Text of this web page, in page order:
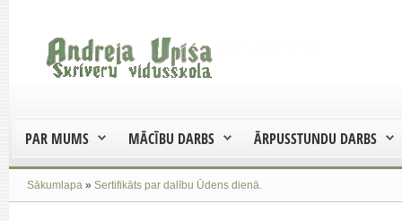
PAR MUMS MĀCĪBU DARBS ĀRPUSSTUNDU DARBS
Sākumlapa » Sertifikāts par dalību Ūdens dienā.